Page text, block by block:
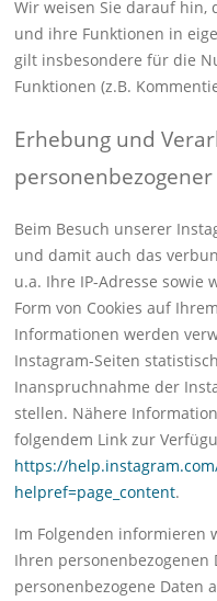
Wir weisen Sie darauf hin,
und ihre Funktionen in
gilt insbesondere für die
Funktionen (z.B.
Erhebung und
Beim Besuch unserer
und damit auch das
u.a. Ihre IP-Adresse sowie
Form von Cookies auf
Informationen werden
Instagram-Seiten
Inanspruchnahme der
stellen. Nähere
folgendem Link zur
https://
helpref=page_content.
Im Folgenden informieren
Ihren personenbezogenen
personenbezogene Daten